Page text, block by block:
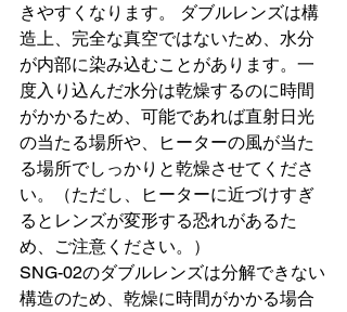
きやすくなります。 ダブルレンズは構
造上、完全な真空ではないため、水分
が内部に染み込むことがあります。一
度入り込んだ水分は乾燥するのに時間
がかかるため、可能であれば直射日光
の当たる場所や、ヒーターの風が当た
る場所でしっかりと乾燥させてくださ
い。（ただし、ヒーターに近づけすぎ
るとレンズが変形する恐れがあるた
め、ご注意ください。）
SNG-02のダブルレンズは分解できない
構造のため、乾燥に時間がかかる場合